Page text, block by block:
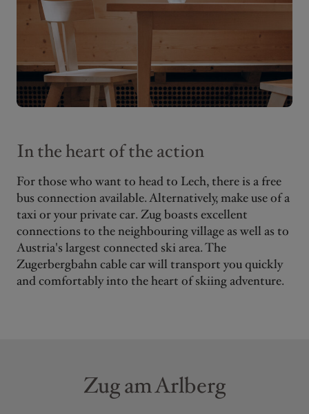
In the heart of the action
For those who want to head to Lech, there is a free
bus connection available. Alternatively, make use of a
taxi or your private car. Zug boasts excellent
connections to the neighbouring village as well as to
Austria's largest connected ski area. The
Zugerbergbahn cable car will transport you quickly
and comfortably into the heart of skiing adventure.
Zug am Arlberg